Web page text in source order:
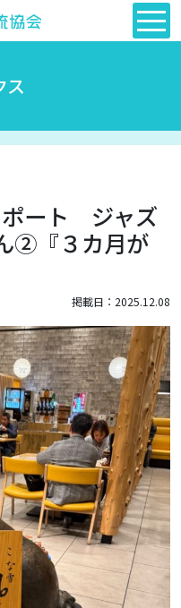
ス
ポート ジャズ
②『３カ月が
掲載日：2025.12.08